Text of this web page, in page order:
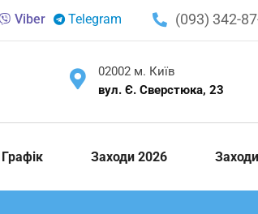
Viber Telegram (093) 342-
02002 м. Київ
вул. Є. Сверстюка, 23
Графік Заходи 2026